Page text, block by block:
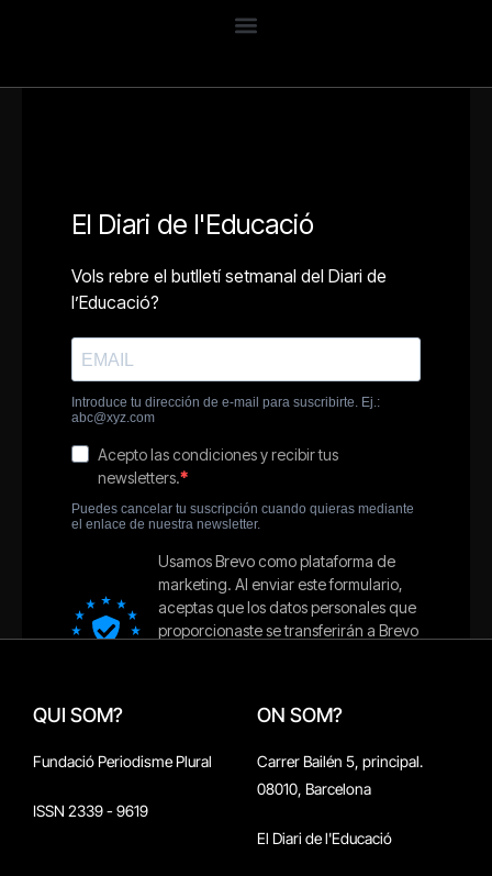
QUI SOM?
Fundació Periodisme Plural
ISSN 2339 - 9619
ON SOM?
Carrer Bailén 5, principal.
08010, Barcelona
El Diari de l'Educació